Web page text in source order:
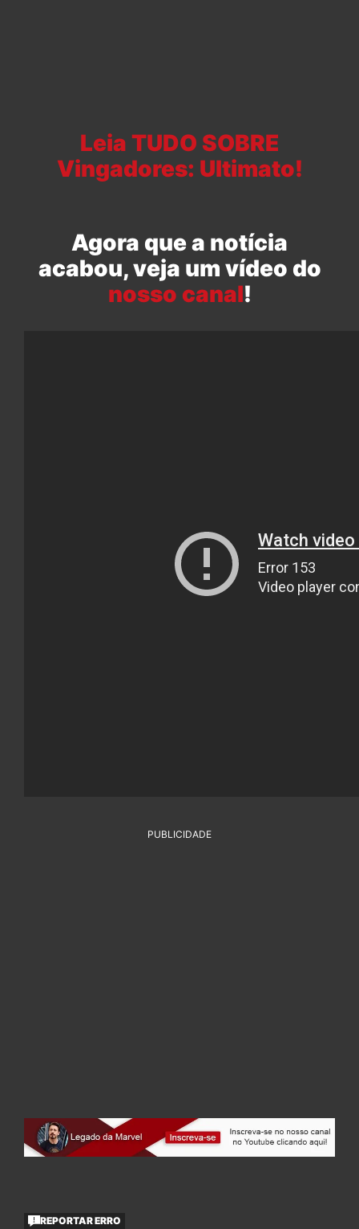
Leia TUDO SOBRE
Vingadores: Ultimato!
Agora que a notícia
acabou, veja um vídeo do
nosso canal!
PUBLICIDADE
REPORTAR ERRO